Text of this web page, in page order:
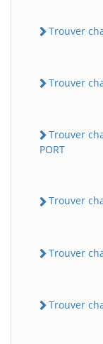
Trouver
Trouver
Trouver
PORT
Trouver
Trouver
Trouver